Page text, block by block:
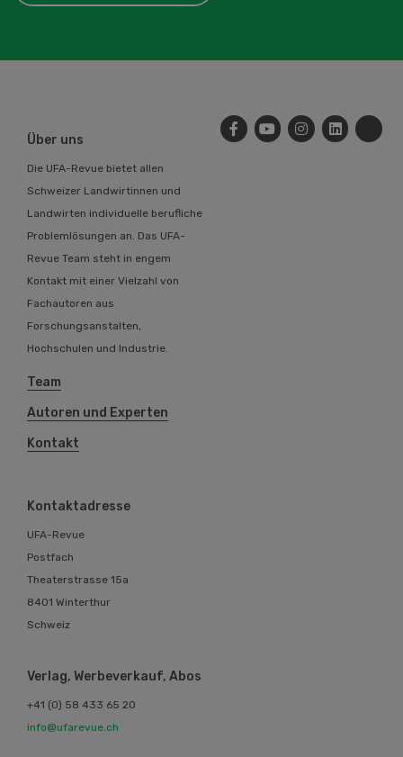
Über uns
Die UFA-Revue bietet allen
Schweizer Landwirtinnen und
Landwirten individuelle berufliche
Problemlösungen an. Das UFA-
Revue Team steht in engem
Kontakt mit einer Vielzahl von
Fachautoren aus
Forschungsanstalten,
Hochschulen und Industrie.
Team
Autoren und Experten
Kontakt
Kontaktadresse
UFA-Revue
Postfach
Theaterstrasse 15a
8401 Winterthur
Schweiz
Verlag, Werbeverkauf, Abos
+41 (0) 58 433 65 20
info@ufarevue.ch